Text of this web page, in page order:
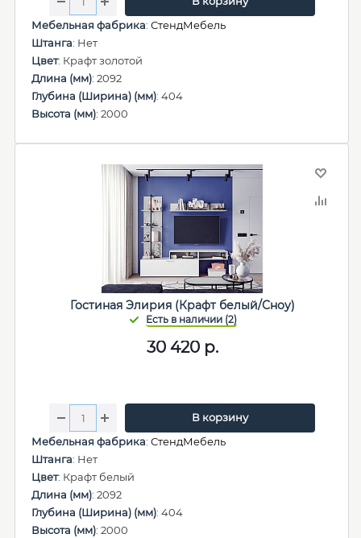
Мебельная фабрика: СтендМебель
Штанга: Нет
Цвет: Крафт золотой
Длина (мм): 2092
Глубина (Ширина) (мм): 404
Высота (мм): 2000
Гостиная Элирия (Крафт белый/Сноу)
30 420р.
В корзину
Мебельная фабрика: СтендМебель
Штанга: Нет
Цвет: Крафт белый
Длина (мм): 2092
Глубина (Ширина) (мм): 404
Высота (мм): 2000